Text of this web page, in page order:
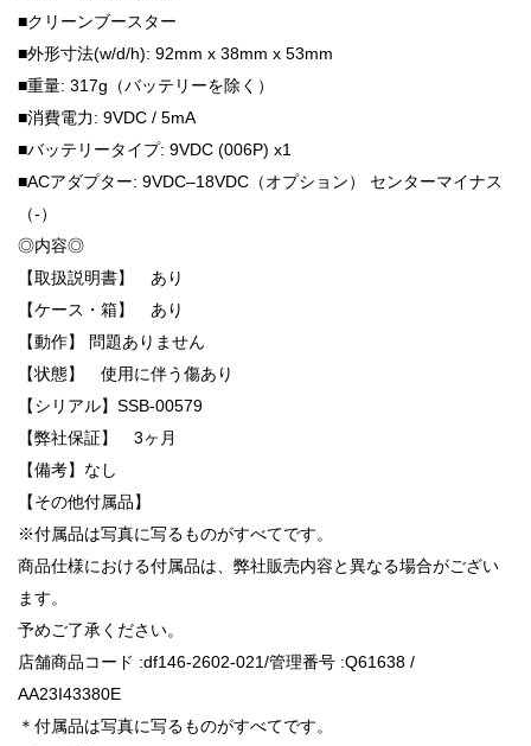
■クリーンブースター
■外形寸法(w/d/h): 92mm x 38mm x 53mm
■重量: 317g（バッテリーを除く）
■消費電力: 9VDC / 5mA
■バッテリータイプ: 9VDC (006P) x1
■ACアダプター: 9VDC–18VDC（オプション） センターマイナス
（-）
◎内容◎
【取扱説明書】 あり
【ケース・箱】 あり
【動作】 問題ありません
【状態】 使用に伴う傷あり
【シリアル】SSB-00579
【弊社保証】 3ヶ月
【備考】なし
【その他付属品】
※付属品は写真に写るものがすべてです。
商品仕様における付属品は、弊社販売内容と異なる場合がござい
ます。
予めご了承ください。
店舗商品コード :df146-2602-021/管理番号 :Q61638 /
AA23I43380E
＊付属品は写真に写るものがすべてです。